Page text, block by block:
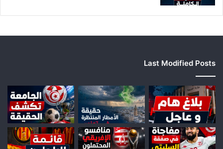
Last Modified Posts